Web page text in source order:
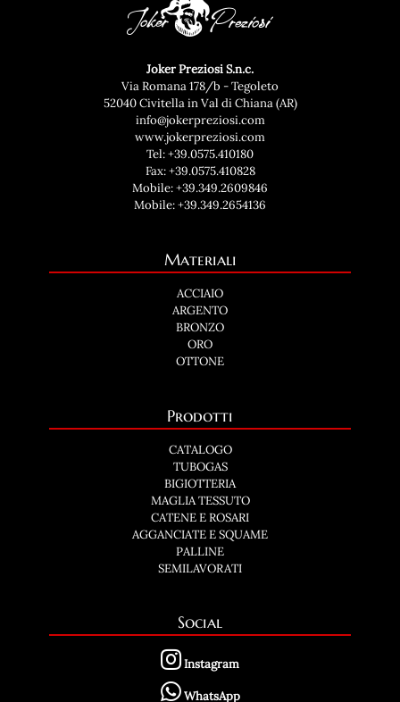
Joker Preziosi S.n.c.
Via Romana 178/b - Tegoleto
52040 Civitella in Val di Chiana (AR)
info@jokerpreziosi.com
www.jokerpreziosi.com
Tel:+39.0575.410180
Fax: +39.0575.410828
Mobile:+39.349.2609846
Mobile:+39.349.2654136
Materiali
ACCIAIO
ARGENTO
BRONZO
ORO
OTTONE
Prodotti
CATALOGO
TUBOGAS
BIGIOTTERIA
MAGLIA TESSUTO
CATENE E ROSARI
AGGANCIATE E SQUAME
PALLINE
SEMILAVORATI
Social
Instagram
WhatsApp